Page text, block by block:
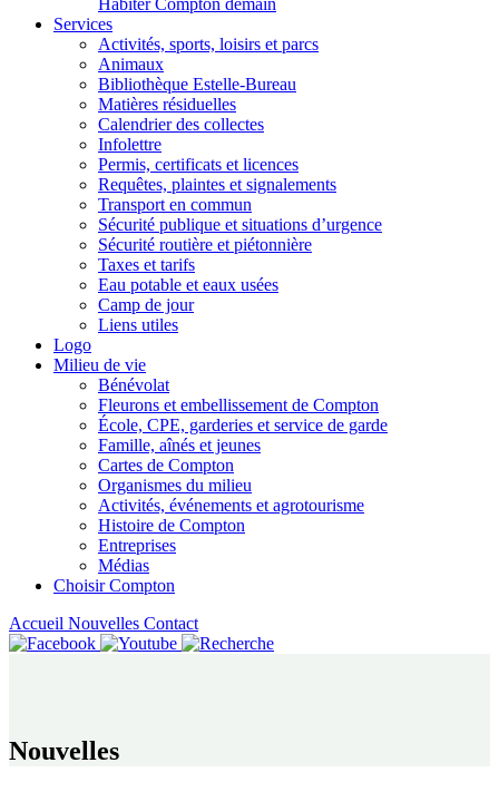
Services
Activités, sports, loisirs et parcs
Animaux
Bibliothèque Estelle-Bureau
Matières résiduelles
Calendrier des collectes
Infolettre
Permis, certificats et licences
Requêtes, plaintes et signalements
Transport en commun
Sécurité publique et situations d’urgence
Sécurité routière et piétonnière
Taxes et tarifs
Eau potable et eaux usées
Camp de jour
Liens utiles
Logo
Milieu de vie
Bénévolat
Fleurons et embellissement de Compton
École, CPE, garderies et service de garde
Famille, aînés et jeunes
Cartes de Compton
Organismes du milieu
Activités, événements et agrotourisme
Histoire de Compton
Entreprises
Médias
Choisir Compton
Accueil Nouvelles Contact
Nouvelles